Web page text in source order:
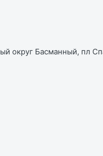
округ Басманный, пл